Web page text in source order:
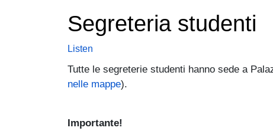
Segreteria studenti
Listen
Tutte le segreterie studenti hanno sede a
nelle mappe).
Importante!